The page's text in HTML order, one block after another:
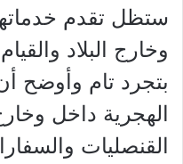
ستظل تقدم
وخارج البلاد
بتجرد تام وأوضح
الهجرية داخل